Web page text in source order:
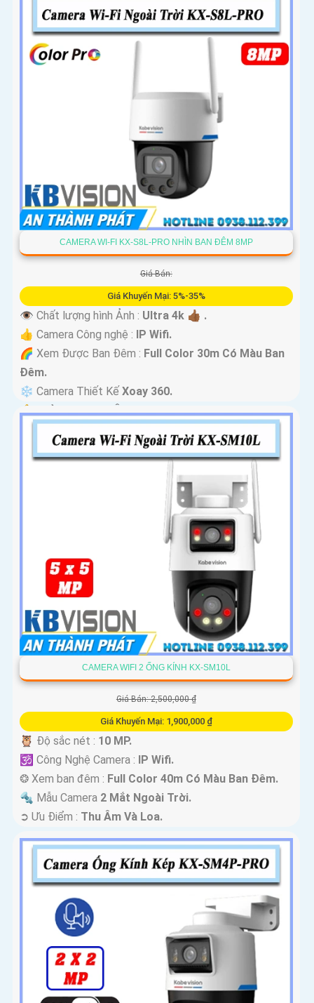
CAMERA WI-FI KX-S8L-PRO NHÌN BAN ĐÊM 8MP
Giá Bán:
Giá Khuyến Mại: 5%-35%
👁 Chất lượng hình Ảnh : Ultra 4k 👍🏾 .
👍 Camera Công nghệ : IP Wifi.
🌈 Xem Được Ban Đêm : Full Color 30m Có Màu Ban
Ðêm.
❄ Camera Thiết Kế Xoay 360.
️🔔 Khả Năng :Thu Âm Và Loa.
CAMERA WIFI 2 ỐNG KÍNH KX-SM10L
Giá Bán: 2,500,000 ₫
Giá Khuyến Mại: 1,900,000 ₫
🦉 Độ sắc nét : 10 MP.
🕉️ Công Nghệ Camera : IP Wifi.
❂ Xem ban đêm : Full Color 40m Có Màu Ban Ðêm.
🔩 Mẫu Camera 2 Mắt Ngoài Trời.
️➲ Ưu Điểm : Thu Âm Và Loa.